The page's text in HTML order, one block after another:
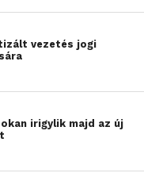
vezetés jogi
irigylik majd az új